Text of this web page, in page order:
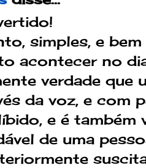
simples, e
acontecer no
verdade
da voz, e com
e é
de uma